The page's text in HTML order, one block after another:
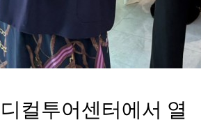
컬투어센터에서 열